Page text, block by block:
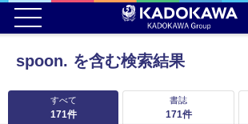
spoon. を含む検索結果
すべて
171件
書誌
171件